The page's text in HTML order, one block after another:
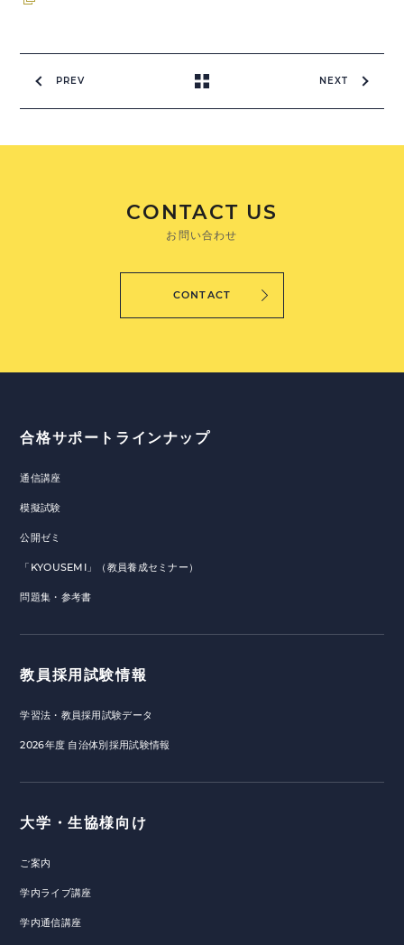
PREV NEXT
CONTACT US
お問い合わせ
CONTACT
合格サポートラインナップ
通信講座
模擬試験
公開ゼミ
「KYOUSEMI」（教員養成セミナー）
問題集・参考書
教員採用試験情報
学習法・教員採用試験データ
2026年度 自治体別採用試験情報
大学・生協様向け
ご案内
学内ライブ講座
学内通信講座